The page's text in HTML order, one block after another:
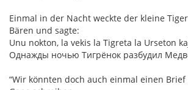
Einmal in der Nacht weckte der kleine
Bären und sagte:
Unu nokton, la vekis la Tigreta la Urseton
Однажды ночью Тигрёнок разбудил
“Wir könnten doch auch einmal einen